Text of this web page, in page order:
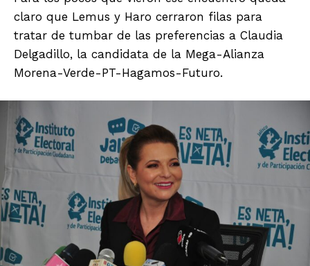
claro que Lemus y Haro cerraron filas para
tratar de tumbar de las preferencias a Claudia
Delgadillo, la candidata de la Mega-Alianza
Morena-Verde-PT-Hagamos-Futuro.